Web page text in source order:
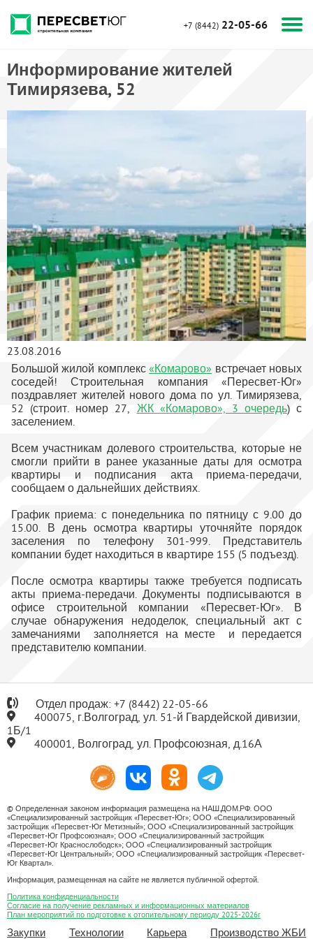
+7 (8442) 22-05-66
Информирование жителей
Тимирязева, 52
23.08.2016
Большой жилой комплекс«Комарово» встречает новых
соседей! Строительная компания «Пересвет-Юг»
поздравляет жителей нового дома по ул. Тимирязева,
52 (строит. номер 27, ЖК «Комарово», 3 очередь) с
заселением.
Всем участникам долевого строительства, которые не
смогли прийти в ранее указанные даты для осмотра
квартиры и подписания акта приема-передачи,
сообщаем о дальнейших действиях.
График приема: с понедельника по пятницу с 9.00 до
15.00. В день осмотра квартиры уточняйте порядок
заселения по телефону 301-999. Представитель
компании будет находиться в квартире 155 (5 подъезд).
После осмотра квартиры также требуется подписать
акты приема-передачи. Документы подписываются в
офисе строительной компании «Пересвет-Юг». В
случае обнаружения недоделок, специальный акт с
замечаниями заполняется на месте и передается
представителю компании.
Отдел продаж: +7 (8442) 22-05-66
400075, г.Волгоград, ул. 51-й Гвардейской дивизии,
1Б/1
400001, Волгоград, ул. Профсоюзная, д.16А
© Определенная законом информация размещена на НАШ.ДОМ.РФ. ООО
«Специализированный застройщик «Пересвет-Юг»; ООО «Специализированный
застройщик «Пересвет-Юг Метизный»; ООО «Специализированный застройщик
«Пересвет-Юг Профсоюзная»; ООО «Специализированный застройщик
«Пересвет-Юг Краснослободск»; ООО «Специализированный застройщик
«Пересвет-Юг Центральный»; ООО «Специализированный застройщик «Пересвет-
Юг Квартал».
Информация, размещенная на сайте не является публичной офертой.
Политика конфиденциальности
Согласие на получение рекламных и информационных материалов
План мероприятий по подготовке к отопительному периоду 2025-2026г
Закупки Технологии Карьера Производство ЖБИ